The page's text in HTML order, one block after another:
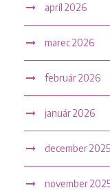
apríl 2026
marec 2026
február 2026
január 2026
december 2025
november